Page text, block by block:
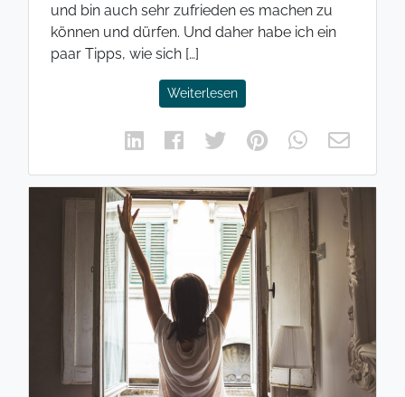
und bin auch sehr zufrieden es machen zu
können und dürfen. Und daher habe ich ein
paar Tipps, wie sich […]
Weiterlesen